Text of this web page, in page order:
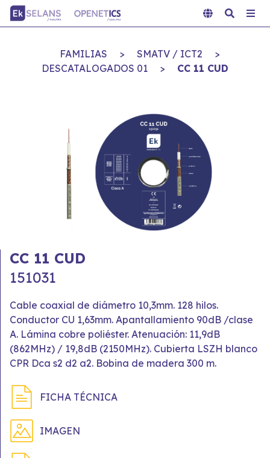
FAMILIAS > SMATV / ICT2
>
DESCATALOGADOS 01
> CC 11 CUD
CC 11 CUD
151031
Cable coaxial de diámetro 10,3mm. 128 hilos.
Conductor CU 1,63mm. Apantallamiento 90dB /clase
A. Lámina cobre poliéster. Atenuación: 11,9dB
(862MHz) / 19,8dB (2150MHz). Cubierta LSZH blanco
CPR Dca s2 d2 a2. Bobina de madera 300 m.
FICHA TÉCNICA
IMAGEN